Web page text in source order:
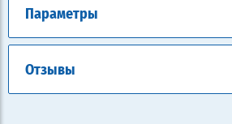
Параметры
Отзывы